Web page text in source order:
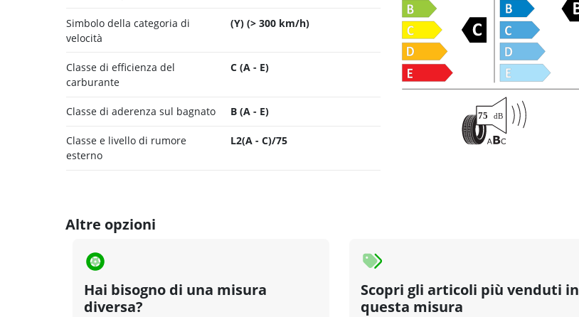
Simbolo della categoria di
velocità
(Y) (> 300 km/h)
Classe di efficienza del
carburante
C (A - E)
Classe di aderenza sul bagnato B (A - E)
Classe e livello di rumore
esterno
L2(A - C)/75
Altre opzioni
Hai bisogno di una misura
diversa?
Scopri gli articoli più venduti in
questa misura